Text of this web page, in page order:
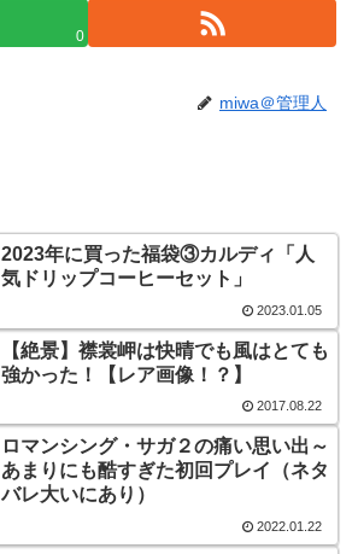
0
miwa＠管理人
2023年に買った福袋③カルディ「人
気ドリップコーヒーセット」
2023.01.05
【絶景】襟裳岬は快晴でも風はとても
強かった！【レア画像！？】
2017.08.22
ロマンシング・サガ２の痛い思い出～
あまりにも酷すぎた初回プレイ（ネタ
バレ大いにあり）
2022.01.22